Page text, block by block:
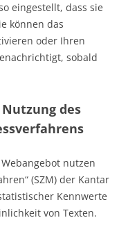
eingestellt, dass sie
können das
oder Ihren
sobald
des
nutzen
(SZM) der Kantar
Kennwerte
von Texten.